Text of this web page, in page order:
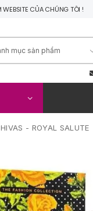
CỦA CHÚNG TÔI !
- ROYAL SALUTE